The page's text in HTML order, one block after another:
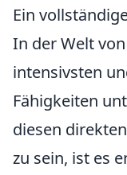
Ein
In der Welt
intensivsten
Fähigkeiten
diesen
zu sein, ist es